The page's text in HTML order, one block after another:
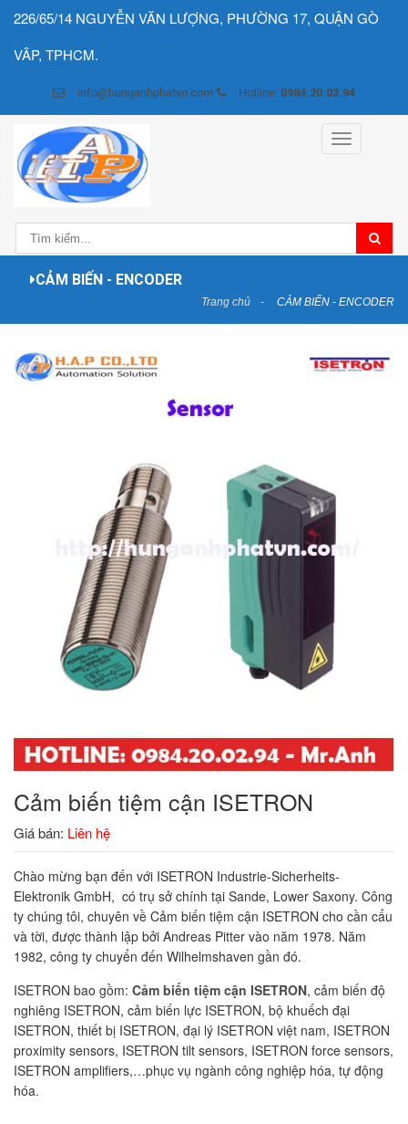
226/65/14 NGUYỄN VĂN LƯỢNG, PHƯỜNG 17, QUẬN GÒ
VÂP, TPHCM.
info@hunganhphatvn.com Hotline: 0984.20.02.94
Toggle
navigation
CẢM BIẾN - ENCODER
Trang chủ CẢM BIẾN - ENCODER
Cảm biến tiệm cận ISETRON
Giá bán: Liên hệ
Chào mừng bạn đến với ISETRON Industrie-Sicherheits-
Elektronik GmbH, có trụ sở chính tại Sande, Lower Saxony. Công
ty chúng tôi, chuyên về Cảm biến tiệm cận ISETRON cho cần cẩu
và tời, được thành lập bởi Andreas Pitter vào năm 1978. Năm
1982, công ty chuyển đến Wilhelmshaven gần đó.
ISETRON bao gồm: Cảm biến tiệm cận ISETRON, cảm biến độ
nghiêng ISETRON, cảm biến lực ISETRON, bộ khuếch đại
ISETRON, thiết bị ISETRON, đại lý ISETRON việt nam, ISETRON
proximity sensors, ISETRON tilt sensors, ISETRON force sensors,
ISETRON amplifiers,…phục vụ ngành công nghiệp hóa, tự động
hóa.